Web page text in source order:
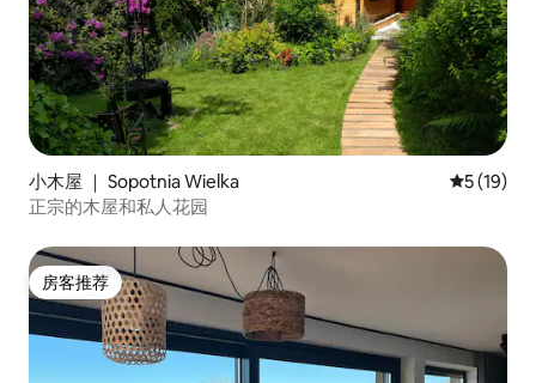
小木屋 ｜ Sopotnia Wielka 平均评分
5 (19)
正宗的木屋和私人花园
房客推荐
房客推荐